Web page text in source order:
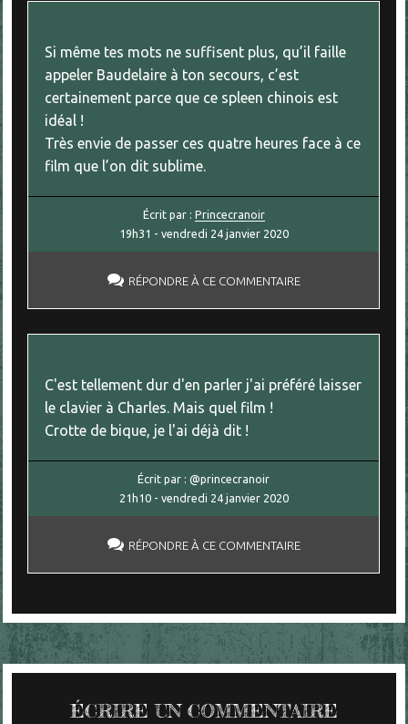
Si même tes mots ne suffisent plus, qu’il faille
appeler Baudelaire à ton secours, c’est
certainement parce que ce spleen chinois est
idéal !
Très envie de passer ces quatre heures face à ce
film que l’on dit sublime.
Écrit par : Princecranoir
19h31 - vendredi 24 janvier 2020
RÉPONDRE À CE COMMENTAIRE
C'est tellement dur d'en parler j'ai préféré laisser
le clavier à Charles. Mais quel film !
Crotte de bique, je l'ai déjà dit !
Écrit par :@princecranoir
21h10- vendredi 24 janvier 2020
RÉPONDRE À CE COMMENTAIRE
ÉCRIRE UN COMMENTAIRE